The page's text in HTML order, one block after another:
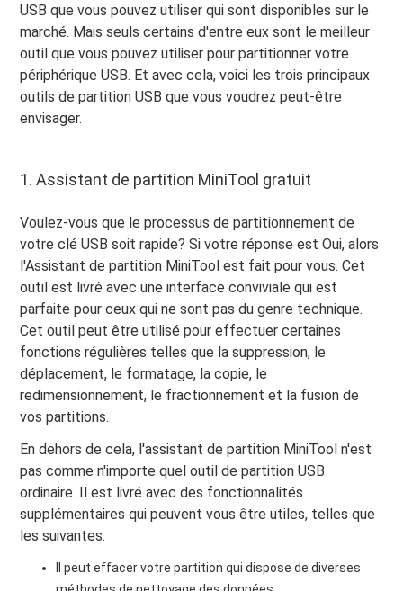
USB que vous pouvez utiliser qui sont disponibles sur le
marché. Mais seuls certains d'entre eux sont le meilleur
outil que vous pouvez utiliser pour partitionner votre
périphérique USB. Et avec cela, voici les trois principaux
outils de partition USB que vous voudrez peut-être
envisager.
1. Assistant de partition MiniTool gratuit
Voulez-vous que le processus de partitionnement de
votre clé USB soit rapide? Si votre réponse est Oui, alors
l'Assistant de partition MiniTool est fait pour vous. Cet
outil est livré avec une interface conviviale qui est
parfaite pour ceux qui ne sont pas du genre technique.
Cet outil peut être utilisé pour effectuer certaines
fonctions régulières telles que la suppression, le
déplacement, le formatage, la copie, le
redimensionnement, le fractionnement et la fusion de
vos partitions.
En dehors de cela, l'assistant de partition MiniTool n'est
pas comme n'importe quel outil de partition USB
ordinaire. Il est livré avec des fonctionnalités
supplémentaires qui peuvent vous être utiles, telles que
les suivantes.
Il peut effacer votre partition qui dispose de diverses